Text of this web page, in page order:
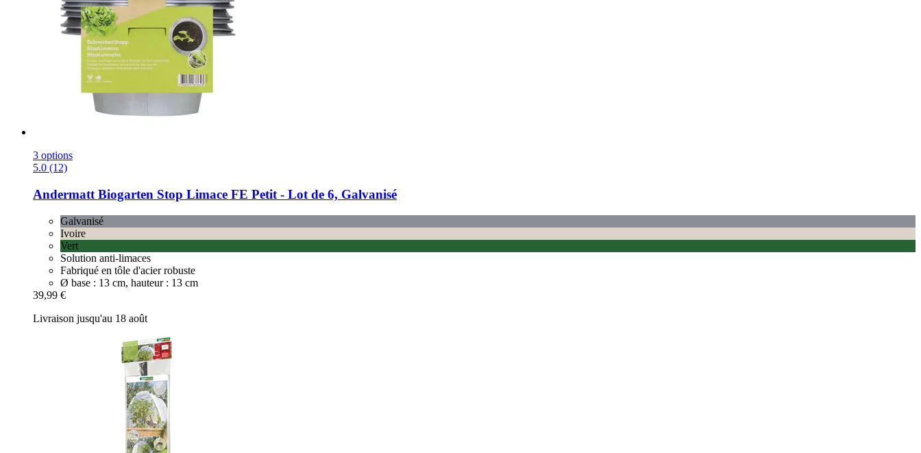
3 options
5.0 (12)
Andermatt Biogarten Stop Limace FE Petit -​ Lot de 6, Galvanisé
Galvanisé
Ivoire
Vert
Solution anti-limaces
Fabriqué en tôle d'acier robuste
Ø base : 13 cm, hauteur : 13 cm
39,99 €
Livraison jusqu'au 18 août